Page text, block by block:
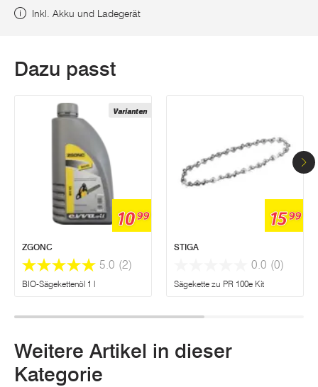
Inkl. Akku und Ladegerät
Dazu passt
Varianten
1099
ZGONC
5.0 (2)
BIO-Sägekettenöl 1 l
1599
STIGA
0.0 (0)
Sägekette zu PR 100e Kit
Weitere Artikel in dieser
Kategorie